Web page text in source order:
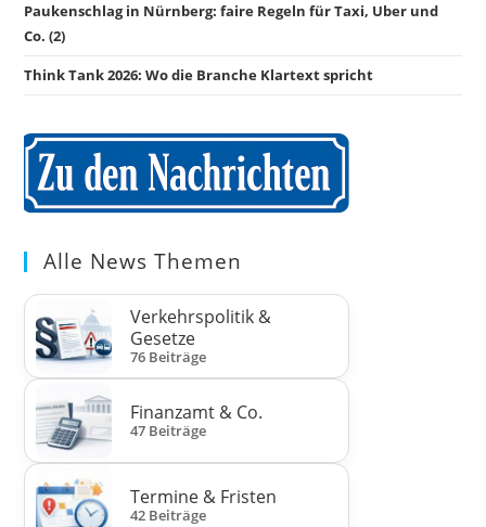
Paukenschlag in Nürnberg: faire Regeln für Taxi, Uber und
Co. (2)
Think Tank 2026: Wo die Branche Klartext spricht
Alle News Themen
Verkehrspolitik &
Gesetze
76 Beiträge
Finanzamt & Co.
47 Beiträge
Termine & Fristen
42 Beiträge